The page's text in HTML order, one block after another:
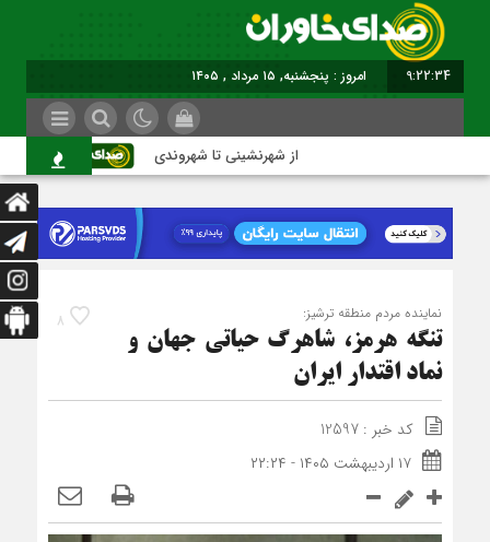
9:22:34 برابر با : Thursday - 6 August - 2026
از شهرنشینی تا شهروندی
8 نماینده مردم منطقه ترشیز:
تنگه هرمز، شاهرگ حیاتی جهان و
نماد اقتدار ایران
کد خبر : 12597
۱۷ اردیبهشت ۱۴۰۵ - ۲۲:۲۴